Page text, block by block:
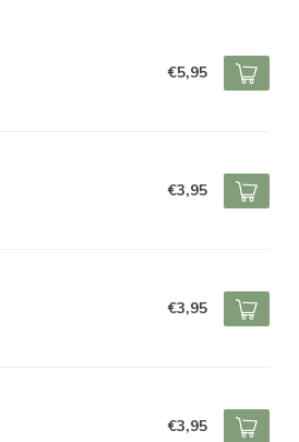
€5,95
€3,95
€3,95
€3,95